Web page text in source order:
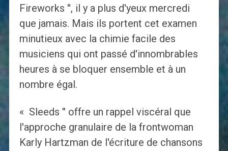
Fireworks '', il y a plus d'yeux mercredi
que jamais. Mais ils portent cet examen
minutieux avec la chimie facile des
musiciens qui ont passé d'innombrables
heures à se bloquer ensemble et à un
nombre égal.
« Sleeds '' offre un rappel viscéral que
l'approche granulaire de la frontwoman
Karly Hartzman de l'écriture de chansons